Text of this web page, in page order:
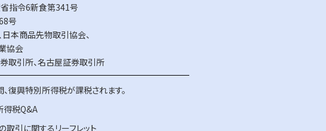
指令6新食第341号
号
日本商品先物取引協会、
協会
取引所、名古屋証券取引所
復興特別所得税が課税されます。
得税Q&A
引に関するリーフレット